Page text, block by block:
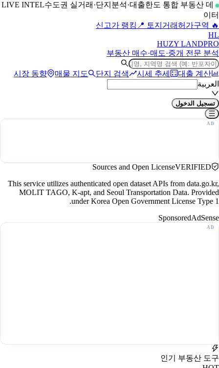
LIVE INTEL
수도권 실거래·단지분석·대출한도 통합 부동산 데
이터
🔥 신고가 랭킹
📍 토지거래허가구역
HL
HUZY LANDPRO
부동산 매수·매도·중개 전문 분석
시장 동향 매물 지도 단지 검색 시세 추세
대출 계산
العربية
تسجيل الدخول
Sources and Open LicenseVERIFIED
This service utilizes authenticated open dataset APIs from data.go.kr,
MOLIT TAGO, K-apt, and Seoul Transportation Data. Provided
under Korea Open Government License Type 1.
SponsoredAdSense
인기 부동산 도구